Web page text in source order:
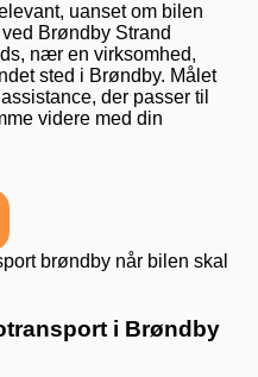
uanset om bilen
Brøndby Strand
nær en virksomhed,
sted i Brøndby. Målet
der passer til
videre med din
i Brøndby